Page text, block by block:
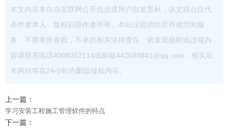
本文内容来自自互联网公开信息或用户自发贡献，该文观点仅代
表作者本人，版权归原作者所有。本站仅提供信息存储空间服
务，不拥有所有权，不承担相关法律责任。若发现侵权或违规内
容请联系电话4008352114或邮箱442699841@qq.com，核实后
本网站将在24小时内删除侵权内容。
上一篇：
学习安装工程施工管理软件的特点
下一篇：